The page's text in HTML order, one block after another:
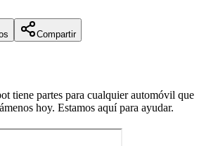
Compartir
tiene partes para cualquier automóvil que
hoy. Estamos aquí para ayudar.